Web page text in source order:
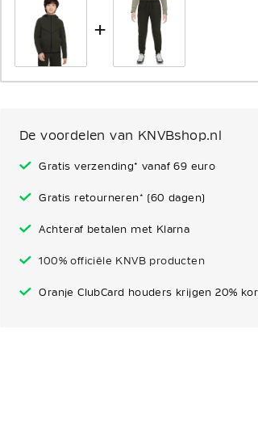
+
De voordelen van KNVBshop.nl
Gratis verzending* vanaf 69 euro
Gratis retourneren* (60 dagen)
Achteraf betalen met Klarna
100% officiële KNVB producten
Oranje ClubCard houders krijgen 20%